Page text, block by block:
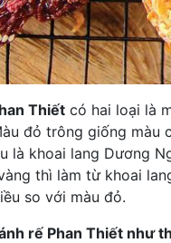
Thiết có hai loại là
đỏ trông giống màu
là khoai lang Dương
thì làm từ khoai
so với màu đỏ.
rế Phan Thiết như